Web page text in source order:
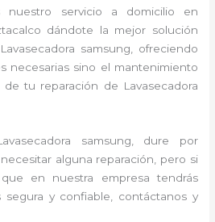
nuestro servicio a domicilio en
dándote la mejor solución
samsung, ofreciendo
necesarias sino el mantenimiento
tu reparación de Lavasecadora
samsung, dure por
alguna reparación, pero si
en nuestra empresa tendrás
segura y confiable, contáctanos y